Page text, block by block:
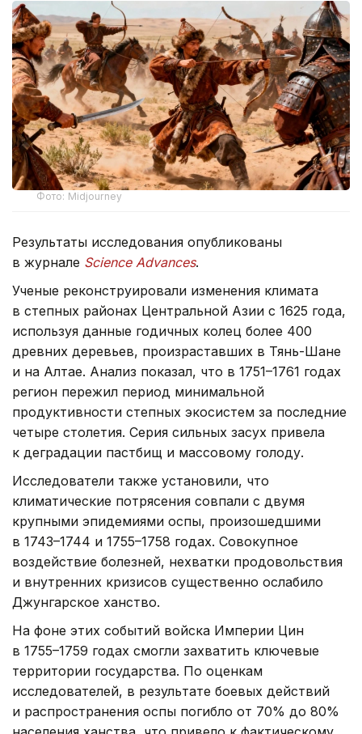
Фото: Midjourney
Результаты исследования опубликованы
в журнале Science Advances.
Ученые реконструировали изменения климата
в степных районах Центральной Азии с 1625 года,
используя данные годичных колец более 400
древних деревьев, произраставших в Тянь-Шане
и на Алтае. Анализ показал, что в 1751–1761 годах
регион пережил период минимальной
продуктивности степных экосистем за последние
четыре столетия. Серия сильных засух привела
к деградации пастбищ и массовому голоду.
Исследователи также установили, что
климатические потрясения совпали с двумя
крупными эпидемиями оспы, произошедшими
в 1743–1744 и 1755–1758 годах. Совокупное
воздействие болезней, нехватки продовольствия
и внутренних кризисов существенно ослабило
Джунгарское ханство.
На фоне этих событий войска Империи Цин
в 1755–1759 годах смогли захватить ключевые
территории государства. По оценкам
исследователей, в результате боевых действий
и распространения оспы погибло от 70% до 80%